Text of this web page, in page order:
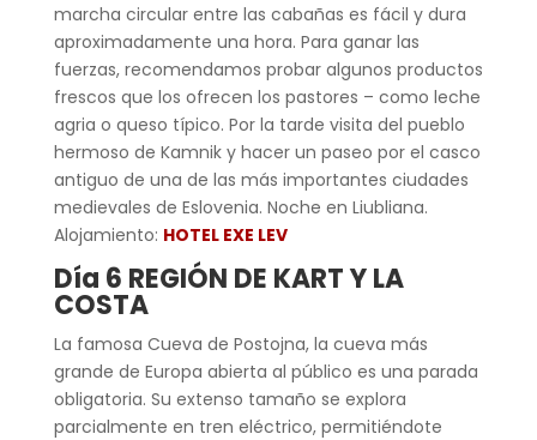
marcha circular entre las cabañas es fácil y dura
aproximadamente una hora. Para ganar las
fuerzas, recomendamos probar algunos productos
frescos que los ofrecen los pastores – como leche
agria o queso típico. Por la tarde visita del pueblo
hermoso de Kamnik y hacer un paseo por el casco
antiguo de una de las más importantes ciudades
medievales de Eslovenia. Noche en Liubliana.
Alojamiento: HOTEL EXE LEV
Día 6 REGIÓN DE KART Y LA
COSTA
La famosa Cueva de Postojna, la cueva más
grande de Europa abierta al público es una parada
obligatoria. Su extenso tamaño se explora
parcialmente en tren eléctrico, permitiéndote